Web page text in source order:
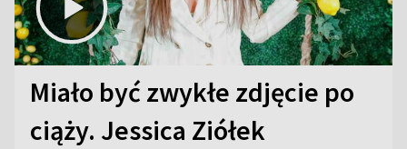
Miało być zwykłe zdjęcie po
ciąży. Jessica Ziółek